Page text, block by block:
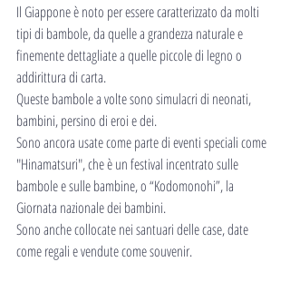
Il Giappone è noto per essere caratterizzato da molti
tipi di bambole, da quelle a grandezza naturale e
finemente dettagliate a quelle piccole di legno o
addirittura di carta.
Queste bambole a volte sono simulacri di neonati,
bambini, persino di eroi e dei.
Sono ancora usate come parte di eventi speciali come
"Hinamatsuri", che è un festival incentrato sulle
bambole e sulle bambine, o “Kodomonohi”, la
Giornata nazionale dei bambini.
Sono anche collocate nei santuari delle case, date
come regali e vendute come souvenir.